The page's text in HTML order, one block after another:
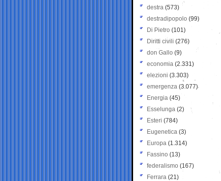
destra (573)
destradipopolo (99)
Di Pietro (101)
Diritti civili (276)
don Gallo (9)
economia (2.331)
elezioni (3.303)
emergenza (3.077)
Energia (45)
Esselunga (2)
Esteri (784)
Eugenetica (3)
Europa (1.314)
Fassino (13)
federalismo (167)
Ferrara (21)